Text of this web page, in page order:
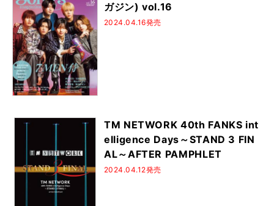
ガジン) vol.16
2024.04.16発売
TM NETWORK 40th FANKS int
elligence Days～STAND 3 FIN
AL～AFTER PAMPHLET
2024.04.12発売